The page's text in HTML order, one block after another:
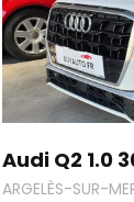
Audi Q2 1.0
ARGELÈS-SUR-